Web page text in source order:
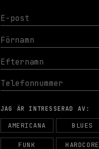
JAG ÄR INTRESSERAD AV:
AMERICANA BLUES
FUNK HARDCORE